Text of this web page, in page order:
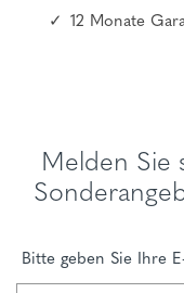
12 Monate
Melden Sie
Bitte geben Sie Ihre